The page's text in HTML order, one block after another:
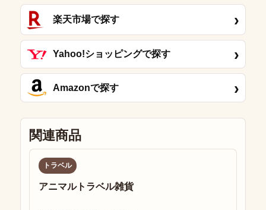
楽天市場で探す ›
Yahoo!ショッピングで探す ›
Amazonで探す ›
関連商品
トラベル
アニマルトラベル雑貨